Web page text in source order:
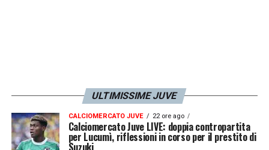
ULTIMISSIME JUVE
CALCIOMERCATO JUVE 22 ore ago
Calciomercato Juve LIVE: doppia contropartita
per Lucumì, riflessioni in corso per il prestito di
Suzuki